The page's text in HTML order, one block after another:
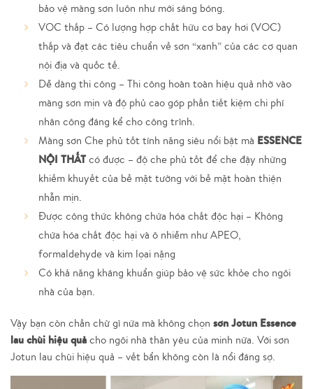
bảo vệ màng sơn luôn như mới sáng bóng.
VOC thấp – Có lượng hợp chất hữu cơ bay hơi (VOC)
thấp và đạt các tiêu chuẩn về sơn “xanh” của các cơ quan
nội địa và quốc tế.
Dễ dàng thi công – Thi công hoàn toàn hiệu quả nhờ vào
màng sơn mịn và độ phủ cao góp phần tiết kiệm chi phí
nhân công đáng kể cho công trình.
Màng sơn Che phủ tốt tính năng siêu nổi bật mà ESSENCE
NỘI THẤTcó được – độ che phủ tốt để che đậy những
khiếm khuyết của bề mặt tường với bề mặt hoàn thiện
nhẵn mịn.
Được công thức không chứa hóa chất độc hại – Không
chứa hóa chất độc hại và ô nhiễm như APEO,
formaldehyde và kim lọai nặng
Có khả năng kháng khuẩn giúp bảo vệ sức khỏe cho ngôi
nhà của bạn.
Vậy bạn còn chần chừ gì nữa mà không chọn sơn Jotun Essence
lau chùi hiệu quả cho ngôi nhà thân yêu của minh nữa. Với sơn
Jotun lau chùi hiệu quả – vết bẩn không còn là nổi đáng sợ.